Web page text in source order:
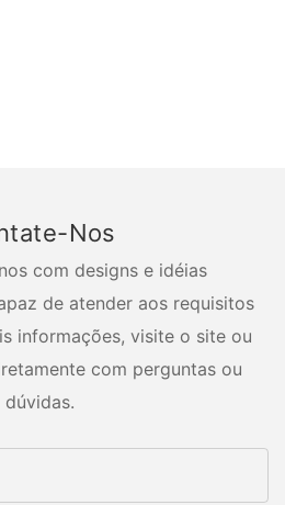
Nos
com designs e idéias
de atender aos requisitos
informações, visite o site ou
com perguntas ou
dúvidas.